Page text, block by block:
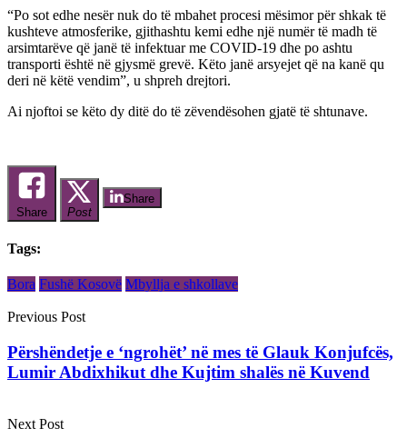
“Po sot edhe nesër nuk do të mbahet procesi mësimor për shkak të
kushteve atmosferike, gjithashtu kemi edhe një numër të madh të
arsimtarëve që janë të infektuar me COVID-19 dhe po ashtu
transporti është në gjysmë grevë. Këto janë arsyejet që na kanë qu
deri në këtë vendim”, u shpreh drejtori.
Ai njoftoi se këto dy ditë do të zëvendësohen gjatë të shtunave.
Share Post
Share
Tags:
Bora Fushë Kosovë Mbyllja e shkollave
Previous Post
Përshëndetje e ‘ngrohët’ në mes të Glauk Konjufcës,
Lumir Abdixhikut dhe Kujtim shalës në Kuvend
Next Post